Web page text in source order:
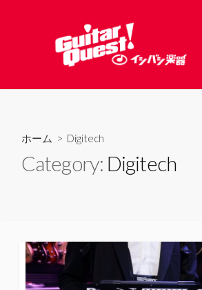
へ
ホーム > Digitech
Category: Digitech